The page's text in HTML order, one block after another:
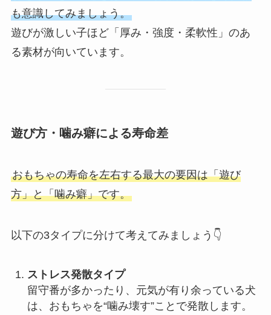
も意識してみましょう。
遊びが激しい子ほど「厚み・強度・柔軟性」のあ
る素材が向いています。
遊び方・噛み癖による寿命差
おもちゃの寿命を左右する最大の要因は「遊び
方」と「噛み癖」です。
以下の3タイプに分けて考えてみましょう👇
ストレス発散タイプ
留守番が多かったり、元気が有り余っている犬
は、おもちゃを“噛み壊す”ことで発散します。